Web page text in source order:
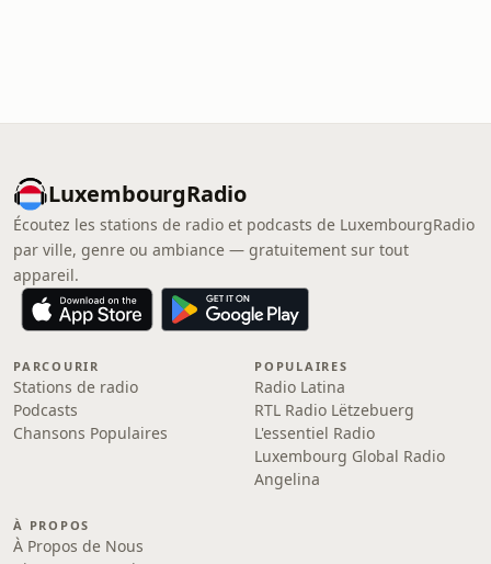
LuxembourgRadio
Écoutez les stations de radio et podcasts de LuxembourgRadio
par ville, genre ou ambiance — gratuitement sur tout
appareil.
PARCOURIR
Stations de radio
Podcasts
Chansons Populaires
POPULAIRES
Radio Latina
RTL Radio Lëtzebuerg
L'essentiel Radio
Luxembourg Global Radio
Angelina
À PROPOS
À Propos de Nous